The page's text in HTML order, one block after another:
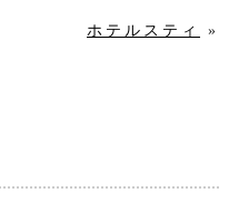
ホテルスティ »